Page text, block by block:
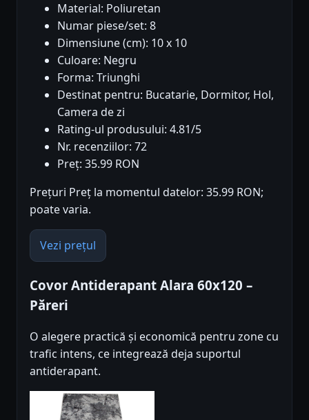
Material: Poliuretan
Numar piese/set: 8
Dimensiune (cm): 10 x 10
Culoare: Negru
Forma: Triunghi
Destinat pentru: Bucatarie, Dormitor, Hol,
Camera de zi
Rating-ul produsului: 4.81/5
Nr. recenziilor: 72
Preț: 35.99 RON
Prețuri Preț la momentul datelor: 35.99 RON;
poate varia.
Vezi prețul
Covor Antiderapant Alara 60x120 –
Păreri
O alegere practică și economică pentru zone cu
trafic intens, ce integrează deja suportul
antiderapant.